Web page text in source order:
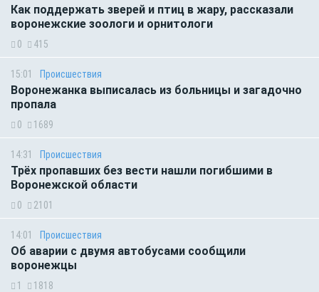
Как поддержать зверей и птиц в жару, рассказали
воронежские зоологи и орнитологи
0 415
15:01 Происшествия
Воронежанка выписалась из больницы и загадочно
пропала
0 1689
14:31 Происшествия
Трёх пропавших без вести нашли погибшими в
Воронежской области
0 2101
14:01 Происшествия
Об аварии с двумя автобусами сообщили
воронежцы
1 1818